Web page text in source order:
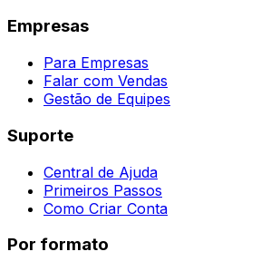
Empresas
Para Empresas
Falar com Vendas
Gestão de Equipes
Suporte
Central de Ajuda
Primeiros Passos
Como Criar Conta
Por formato